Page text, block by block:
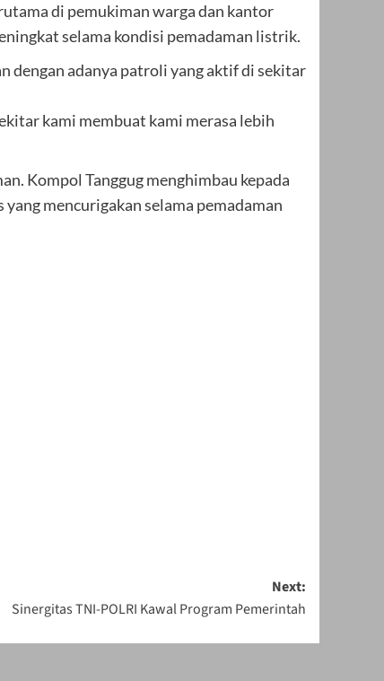
di pemukiman warga dan kantor
selama kondisi pemadaman listrik.
dengan adanya patroli yang aktif di sekitar
kami membuat kami merasa lebih
Kompol Tanggug menghimbau kepada
mencurigakan selama pemadaman
Next:
Sinergitas TNI-POLRI Kawal Program Pemerintah